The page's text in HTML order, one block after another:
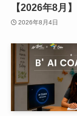
【2026年8月】
2026年8月4日